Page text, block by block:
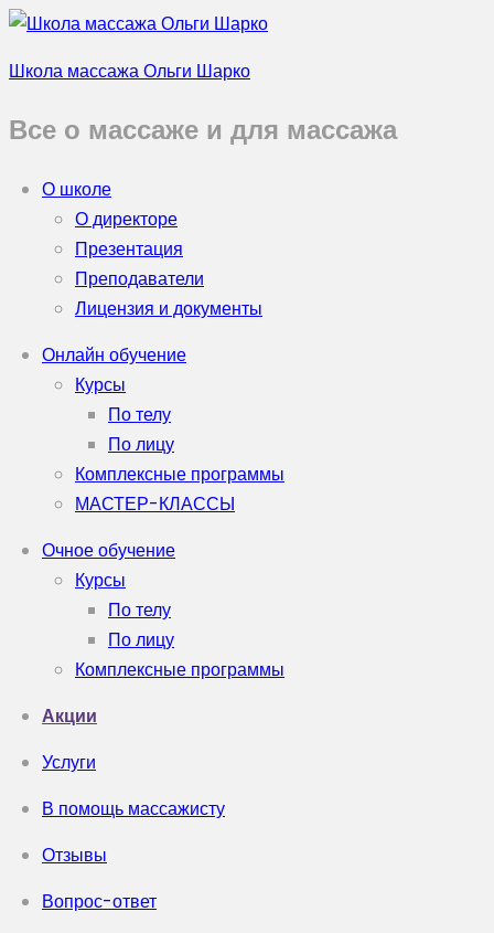
Школа массажа Ольги Шарко
Все о массаже и для массажа
О школе
О директоре
Презентация
Преподаватели
Лицензия и документы
Онлайн обучение
Курсы
По телу
По лицу
Комплексные программы
МАСТЕР-КЛАССЫ
Очное обучение
Курсы
По телу
По лицу
Комплексные программы
Акции
Услуги
В помощь массажисту
Отзывы
Вопрос-ответ